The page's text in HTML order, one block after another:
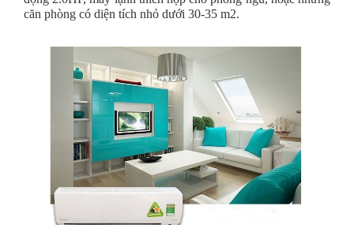
căn phòng có diện tích nhỏ dưới 30-35 m2.